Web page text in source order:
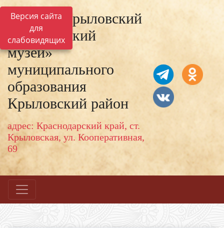
Версия сайта
для
слабовидящих
МКУК «Крыловский
исторический
музей»
муниципального
образования
Крыловский район
адрес: Краснодарский край, ст.
Крыловская, ул. Кооперативная,
69